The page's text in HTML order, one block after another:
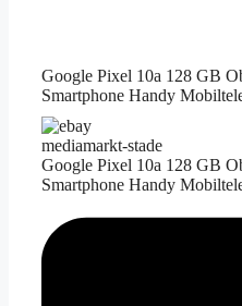
Google Pixel 10a 128 GB
Smartphone Handy
mediamarkt-stade
Google Pixel 10a 128 GB
Smartphone Handy